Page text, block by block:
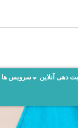
دهی آنلاین سرویس ها